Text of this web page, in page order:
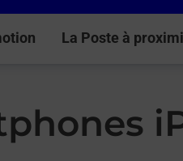
La Poste à